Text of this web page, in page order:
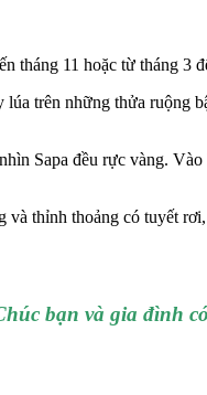
tháng 11 hoặc từ tháng 3
trên những thửa ruộng
Sapa đều rực vàng.
thỉnh thoảng có tuyết
bạn và gia đình